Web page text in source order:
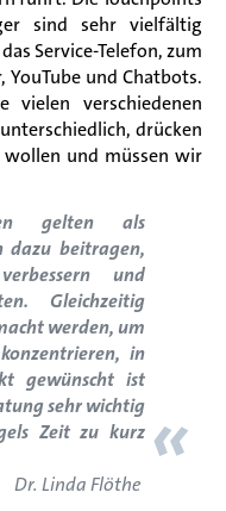
sind sehr vielfältig
Service-Telefon, zum
YouTube und Chatbots.
verschiedenen
drücken
wollen und müssen wir
gelten als
dazu beitragen,
und
Gleichzeitig
werden, um
in
gewünscht ist
sehr wichtig
Zeit zu kurz «
Dr. Linda Flöthe